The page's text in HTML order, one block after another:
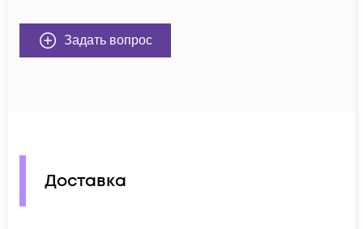
Задать вопрос
Доставка